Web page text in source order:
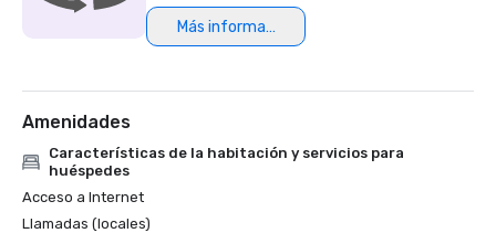
Premios Platinum Choice 2016 y 2017: Reuniones
Más información
Amenidades
Características de la habitación y servicios para
huéspedes
Acceso a Internet
Llamadas (locales)